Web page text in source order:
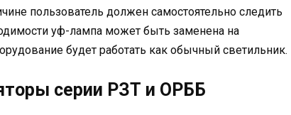
пользователь должен самостоятельно следить
уф-лампа может быть заменена на
будет работать как обычный светильник.
серии РЗТ и ОРББ